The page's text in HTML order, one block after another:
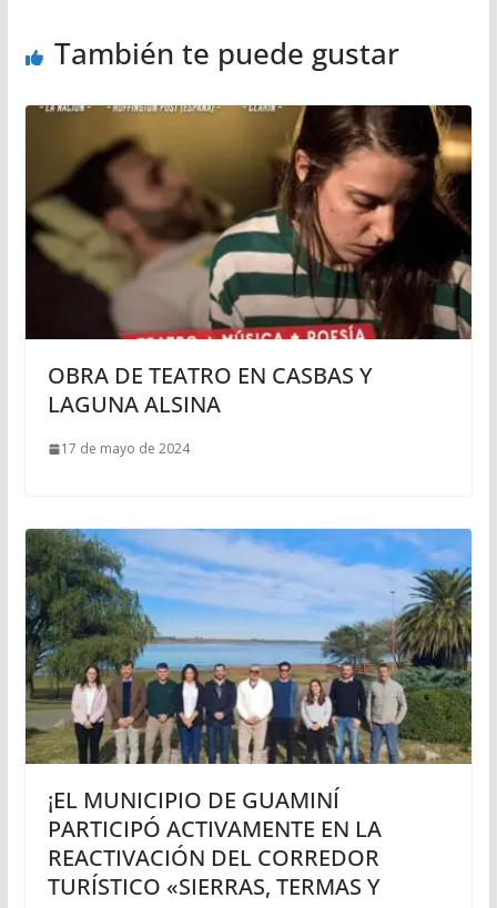
También te puede gustar
OBRA DE TEATRO EN CASBAS Y
LAGUNA ALSINA
17 de mayo de 2024
¡EL MUNICIPIO DE GUAMINÍ
PARTICIPÓ ACTIVAMENTE EN LA
REACTIVACIÓN DEL CORREDOR
TURÍSTICO «SIERRAS, TERMAS Y